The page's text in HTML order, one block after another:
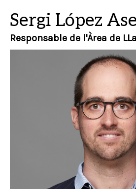
Sergi López
Responsable de l'Àrea de